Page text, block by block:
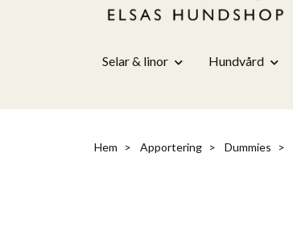
Selar & linor Hundvård
Hem Apportering Dummies